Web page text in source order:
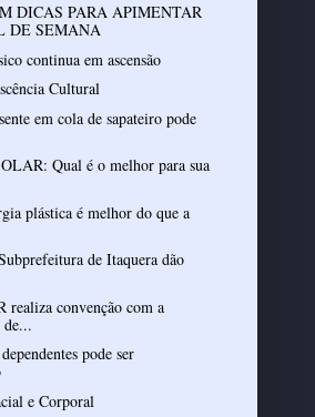
DICAS PARA APIMENTAR
DE SEMANA
continua em ascensão
Cultural
em cola de sapateiro pode
Qual é o melhor para sua
plástica é melhor do que a
de Itaquera dão
convenção com a
de...
pode ser
e Corporal